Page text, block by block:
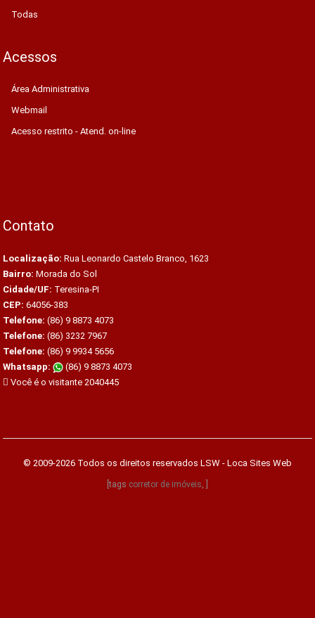
Todas
Acessos
Área Administrativa
Webmail
Acesso restrito - Atend. on-line
Contato
Localização: Rua Leonardo Castelo Branco, 1623
Bairro: Morada do Sol
Cidade/UF: Teresina-PI
CEP: 64056-383
Telefone: (86) 9 8873 4073
Telefone: (86) 3232 7967
Telefone: (86) 9 9934 5656
Whatsapp:
(86) 9 8873 4073
Você é o visitante 2040445
© 2009-2026 Todos os direitos reservados LSW - Loca Sites Web
[tags corretor de imóveis, ]